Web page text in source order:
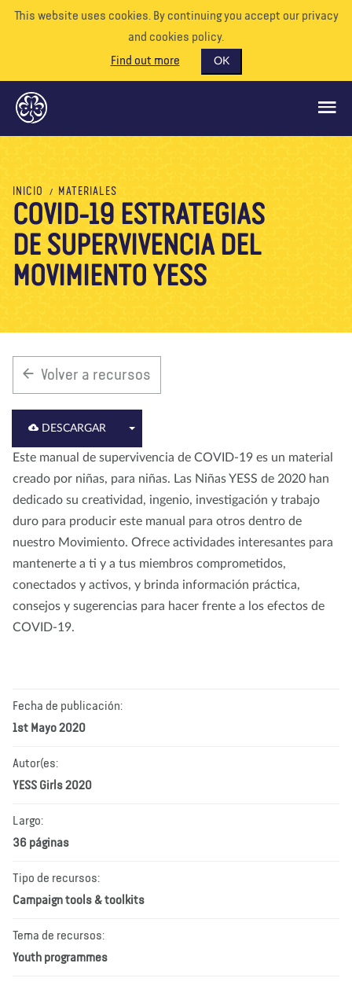
This website uses cookies. By continuing you accept our privacy
and cookies policy.
Find out more
OK
QUÉ HACEMOS
APÓYENOS
VOLUNTARIO
EVENTOS
Nosotros Blog Noticias
INICIO MATERIALES
COVID-19 ESTRATEGIAS
DE SUPERVIVENCIA DEL
MOVIMIENTO YESS
Volver a recursos
DESCARGAR
Este manual de supervivencia de COVID-19 es un material
creado por niñas, para niñas. Las Niñas YESS de 2020 han
dedicado su creatividad, ingenio, investigación y trabajo
duro para producir este manual para otros dentro de
nuestro Movimiento. Ofrece actividades interesantes para
mantenerte a ti y a tus miembros comprometidos,
conectados y activos, y brinda información práctica,
consejos y sugerencias para hacer frente a los efectos de
COVID-19.
Fecha de publicación:
1st Mayo 2020
Autor(es:
YESS Girls 2020
Largo:
36 páginas
Tipo de recursos:
Campaign tools & toolkits
Tema de recursos:
Youth programmes